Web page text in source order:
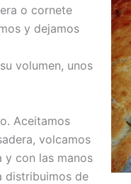
o cornete
y dejamos
volumen, unos
Aceitamos
volcamos
y con las manos
distribuimos de